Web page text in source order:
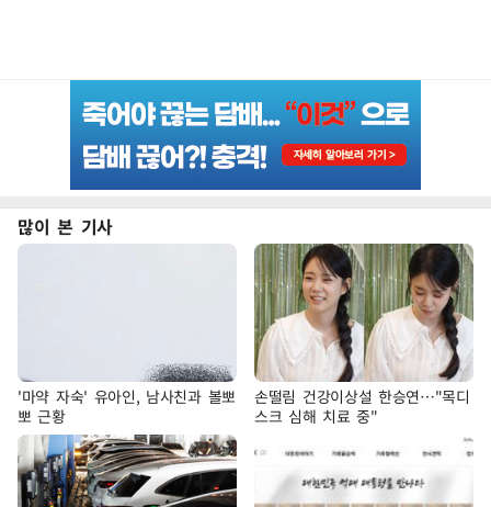
많이 본 기사
'마약 자숙' 유아인, 남사친과 볼뽀
뽀 근황
손떨림 건강이상설 한승연…"목디
스크 심해 치료 중"